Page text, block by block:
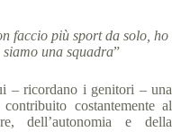
faccio più sport da solo, ho
una squadra”
– ricordano i genitori – una
costantemente al
dell’autonomia e della